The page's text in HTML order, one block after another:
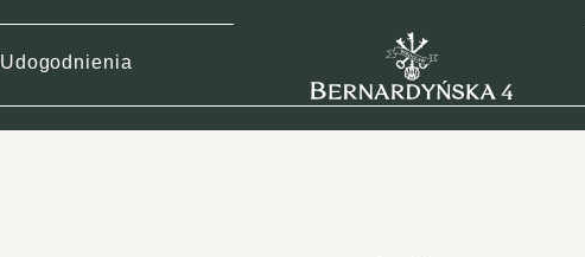
Udogodnienia